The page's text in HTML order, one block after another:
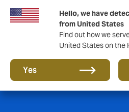
Hello, we have
from United States
Find out how we
United States on the
Yes